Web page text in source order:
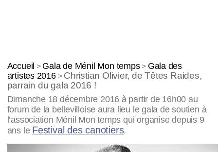
Accueil > Gala de Ménil Mon temps> Gala des
artistes 2016> Christian Olivier, de Têtes Raides,
parrain du gala 2016 !
Dimanche 18 décembre 2016 à partir de 16h00 au
forum de la bellevilloise aura lieu le gala de soutien à
l’association Ménil Mon temps qui organise depuis 9
ans le Festival des canotiers.